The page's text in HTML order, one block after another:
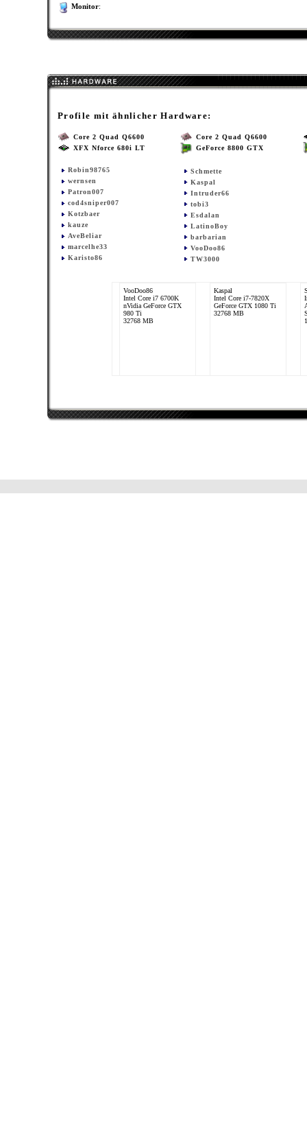
Monitor:
Profile mit ähnlicher Hardware:
Core 2 Quad Q6600
XFX Nforce 680i LT
Robin98765
wernsen
Patron007
cod4sniper007
Kotzbaer
kauze
AveBeliar
marcelhe33
Karisto86
Core 2 Quad Q6600
GeForce 8800 GTX
Schmette
Kaspal
Intruder66
tobi3
Esdalan
LatinoBoy
barbarian
VooDoo86
TW3000
VooDoo86
Intel Core i7 6700K
nVidia GeForce GTX
980 Ti
32768 MB
Kaspal
Intel Core i7-7820X
GeForce GTX 1080 Ti
32768 MB
nVidia GeForce 8800
GTX